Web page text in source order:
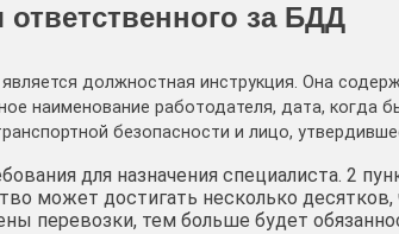
за БДД
должностная инструкция. Она
наименование работодателя, дата, когда
безопасности и лицо,
для назначения специалиста. 2
может достигать несколько
перевозки, тем больше будет